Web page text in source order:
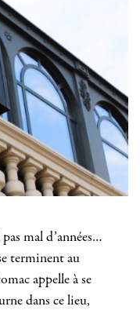
mal d’années…
terminent au
appelle à se
dans ce lieu,